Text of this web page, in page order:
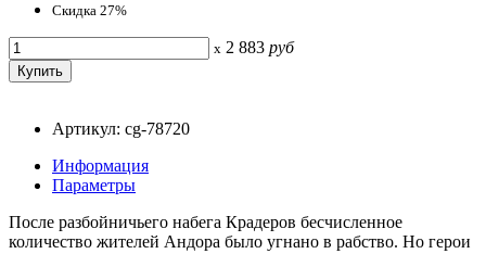
Скидка 27%
x 2 883 руб
Артикул: cg-78720
Информация
Параметры
После разбойничьего набега Крадеров бесчисленное
количество жителей Андора было угнано в рабство. Но герои